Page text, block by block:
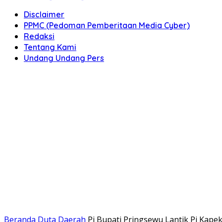
Disclaimer
PPMC (Pedoman Pemberitaan Media Cyber)
Redaksi
Tentang Kami
Undang Undang Pers
Beranda Duta Daerah Pj Bupati Pringsewu Lantik Pj